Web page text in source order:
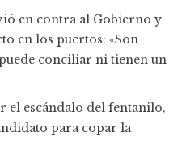
en contra al Gobierno y
en los puertos: «Son
conciliar ni tienen un
el escándalo del fentanilo,
para copar la